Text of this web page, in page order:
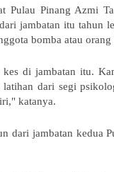
Pulau Pinang Azmi
jambatan itu tahun
bomba atau
di jambatan itu.
dari segi
katanya.
dari jambatan kedua